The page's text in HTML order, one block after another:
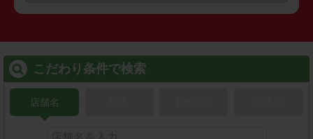
こだわり条件で検索
店舗名